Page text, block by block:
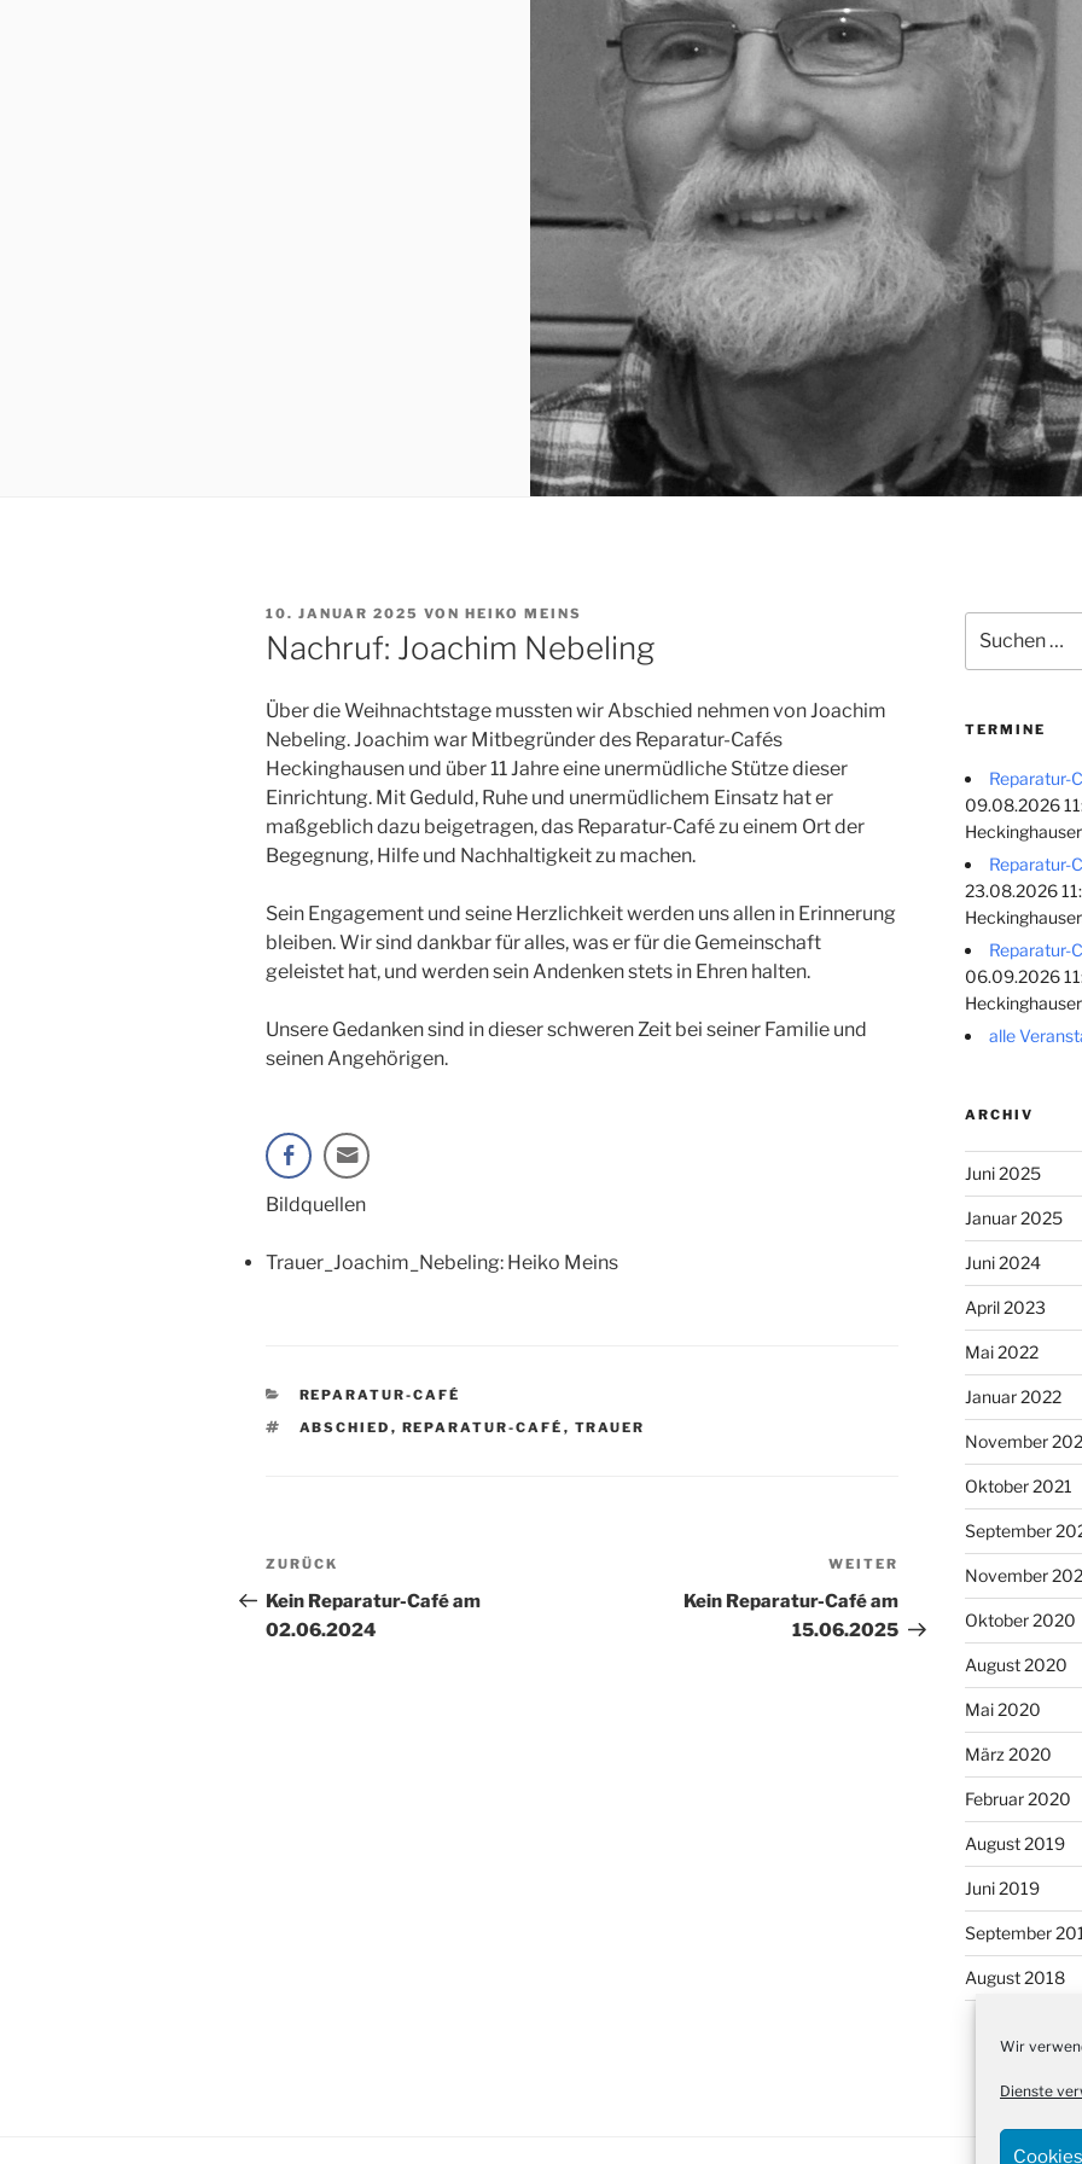
Wir
Dienste
VERÖFFENTLICHT
AM
10. JANUAR 2025 VON HEIKO MEINS
Nachruf: Joachim Nebeling
Über die Weihnachtstage mussten wir Abschied nehmen von Joachim
Nebeling. Joachim war Mitbegründer des Reparatur-Cafés
Heckinghausen und über 11 Jahre eine unermüdliche Stütze dieser
Einrichtung. Mit Geduld, Ruhe und unermüdlichem Einsatz hat er
maßgeblich dazu beigetragen, das Reparatur-Café zu einem Ort der
Begegnung, Hilfe und Nachhaltigkeit zu machen.
Sein Engagement und seine Herzlichkeit werden uns allen in Erinnerung
bleiben. Wir sind dankbar für alles, was er für die Gemeinschaft
geleistet hat, und werden sein Andenken stets in Ehren halten.
Unsere Gedanken sind in dieser schweren Zeit bei seiner Familie und
seinen Angehörigen.
Bildquellen
Trauer_Joachim_Nebeling: Heiko Meins
KATEGORIEN
REPARATUR-CAFÉ
SCHLAGWÖRTER
ABSCHIED , REPARATUR-CAFÉ , TRAUER
Beitragsnavigation
Vorheriger
Beitrag
ZURÜCK
Kein Reparatur-Café am
02.06.2024
Nächster
Beitrag
WEITER
Kein Reparatur-Café am
15.06.2025
nach:
TERMINE
Reparatur-
09.08.2026
Reparatur-
23.08.2026
Reparatur-
06.09.2026
alle
ARCHIV
Juni 2025
Januar 2025
Juni 2024
April 2023
Mai 2022
Januar 2022
November
Oktober 2021
September
November
Oktober 2020
August 2020
Mai 2020
März 2020
Februar 2020
August 2019
Juni 2019
September
August 2018